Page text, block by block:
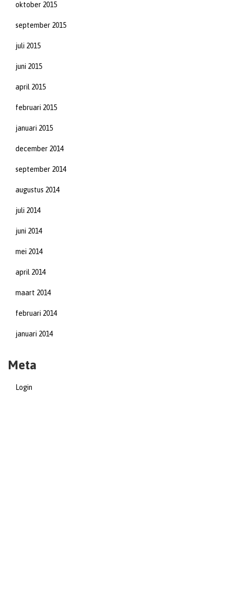
oktober 2015
september 2015
juli 2015
juni 2015
april 2015
februari 2015
januari 2015
december 2014
september 2014
augustus 2014
juli 2014
juni 2014
mei 2014
april 2014
maart 2014
februari 2014
januari 2014
Meta
Login